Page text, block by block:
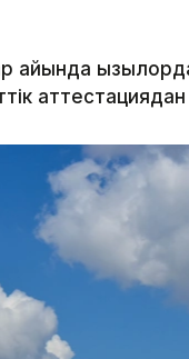
айында
аттестациядан